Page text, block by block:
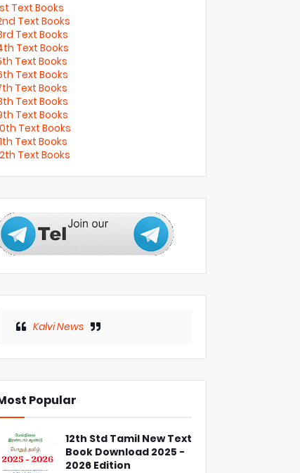
Text Books
Text Books
Text Books
Text Books
Text Books
Text Books
Text Books
Text Books
Text Books
Text Books
Text Books
Text Books
Kalvi News
Popular
12th Std Tamil New Text
Book Download 2025 -
2026 Edition